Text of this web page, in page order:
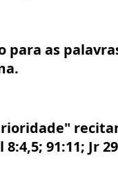
para as
91:11; Jr